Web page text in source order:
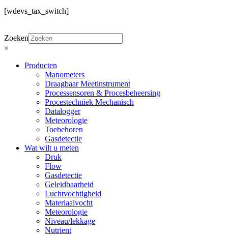
[wdevs_tax_switch]
Zoeken
×
Producten
Manometers
Draagbaar Meetinstrument
Processensoren & Procesbeheersing
Procestechniek Mechanisch
Datalogger
Meteorologie
Toebehoren
Gasdetectie
Wat wilt u meten
Druk
Flow
Gasdetectie
Geleidbaarheid
Luchtvochtigheid
Materiaalvocht
Meteorologie
Niveau/lekkage
Nutrient